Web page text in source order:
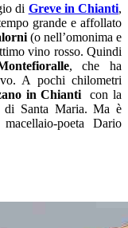
di Greve in Chianti,
grande e affollato
(o nell’omonima e
vino rosso. Quindi
, che ha
A pochi chilometri
in Chianti
con la
di Santa Maria. Ma è
poeta Dario